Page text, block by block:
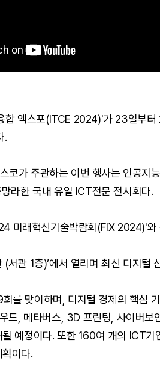
엑스포(ITCE 2024)'가 23일부터
.
코가 주관하는 이번 행사는 인공지
라한 국내 유일 ICT전문 전시회다.
미래혁신기술박람회(FIX 2024)'와
서관 1층)’에서 열리며 최신 디지털
를 맞이하며, 디지털 경제의 핵심 기
드, 메타버스, 3D 프린팅, 사이버보
예정이다. 또한 160여 개의 ICT
이다.